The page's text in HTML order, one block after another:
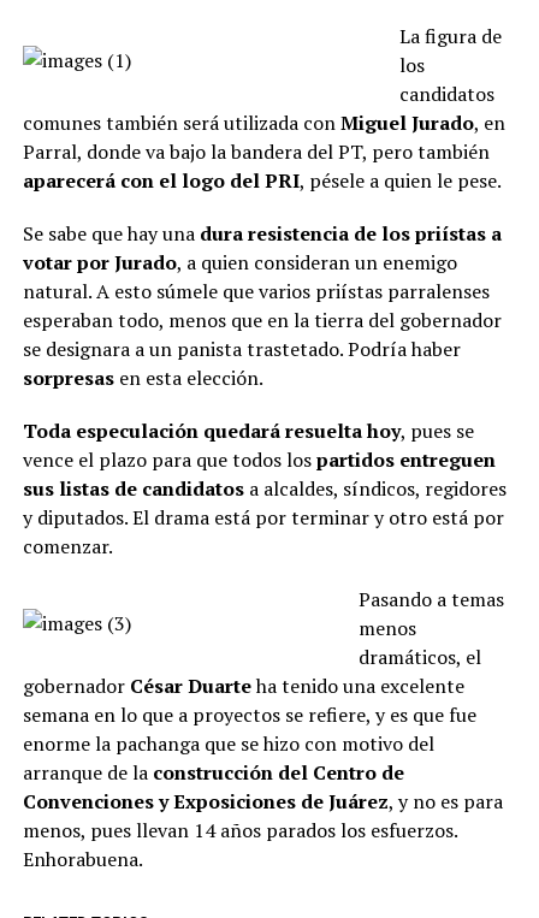
La figura de
los
candidatos
comunes también será utilizada conMiguel Jurado, en
Parral, donde va bajo la bandera del PT, pero también
aparecerá con el logo del PRI, pésele a quien le pese.
Se sabe que hay una dura resistencia de los priístas a
votar por Jurado, a quien consideran un enemigo
natural. A esto súmele que varios priístas parralenses
esperaban todo, menos que en la tierra del gobernador
se designara a un panista trastetado. Podría haber
sorpresasen esta elección.
Toda especulación quedará resuelta hoy, pues se
vence el plazo para que todos lospartidos entreguen
sus listas de candidatosa alcaldes, síndicos, regidores
y diputados. El drama está por terminar y otro está por
comenzar.
Pasando a temas
menos
dramáticos, el
gobernador César Duarteha tenido una excelente
semana en lo que a proyectos se refiere, y es que fue
enorme la pachanga que se hizo con motivo del
arranque de la construcción del Centro de
Convenciones y Exposiciones de Juárez, y no es para
menos, pues llevan 14 años parados los esfuerzos.
Enhorabuena.